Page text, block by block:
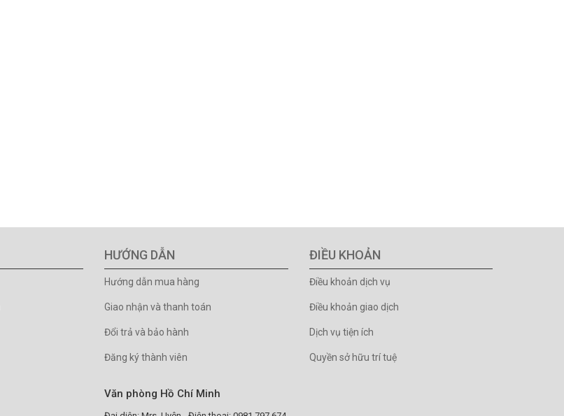
HƯỚNG DẪN
Hướng dẫn mua hàng
Giao nhận và thanh toán
Đổi trả và bảo hành
Đăng ký thành viên
ĐIỀU KHOẢN
Điều khoản dịch vụ
Điều khoản giao dịch
Dịch vụ tiện ích
Quyền sở hữu trí tuệ
Văn phòng Hồ Chí Minh